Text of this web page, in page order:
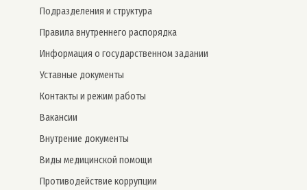
Подразделения и структура
Правила внутреннего распорядка
Информация о государственном задании
Уставные документы
Контакты и режим работы
Вакансии
Внутрение документы
Виды медицинской помощи
Противодействие коррупции